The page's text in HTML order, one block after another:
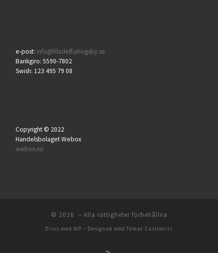
e-post: info@filadelfiahogsby.se
Bankgiro: 5590-7802
Swish: 123 495 79 08
Copyright © 2022
Handelsbolaget Webox
webox.nu
© 2026 – Alla rättigheter förbehållna
Drivs med WP – Designad med Temat Customizr